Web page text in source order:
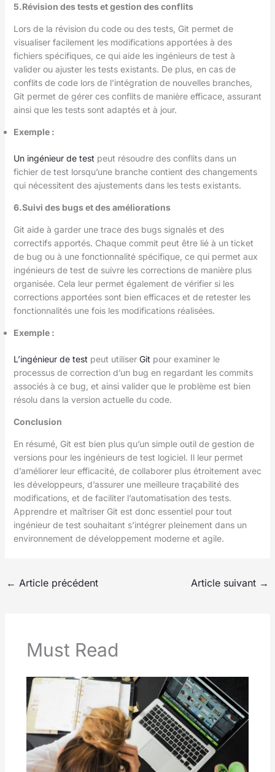
5.Révision des tests et gestion des conflits
Lors de la révision du code ou des tests, Git permet de
visualiser facilement les modifications apportées à des
fichiers spécifiques, ce qui aide les ingénieurs de test à
valider ou ajuster les tests existants. De plus, en cas de
conflits de code lors de l’intégration de nouvelles branches,
Git permet de gérer ces conflits de manière efficace, assurant
ainsi que les tests sont adaptés et à jour.
Exemple :
Un ingénieur de test peut résoudre des conflits dans un
fichier de test lorsqu’une branche contient des changements
qui nécessitent des ajustements dans les tests existants.
6.Suivi des bugs et des améliorations
Git aide à garder une trace des bugs signalés et des
correctifs apportés. Chaque commit peut être lié à un ticket
de bug ou à une fonctionnalité spécifique, ce qui permet aux
ingénieurs de test de suivre les corrections de manière plus
organisée. Cela leur permet également de vérifier si les
corrections apportées sont bien efficaces et de retester les
fonctionnalités une fois les modifications réalisées.
Exemple :
L’ingénieur de test peut utiliser Git pour examiner le
processus de correction d’un bug en regardant les commits
associés à ce bug, et ainsi valider que le problème est bien
résolu dans la version actuelle du code.
Conclusion
En résumé, Git est bien plus qu’un simple outil de gestion de
versions pour les ingénieurs de test logiciel. Il leur permet
d’améliorer leur efficacité, de collaborer plus étroitement avec
les développeurs, d’assurer une meilleure traçabilité des
modifications, et de faciliter l’automatisation des tests.
Apprendre et maîtriser Git est donc essentiel pour tout
ingénieur de test souhaitant s’intégrer pleinement dans un
environnement de développement moderne et agile.
← Article précédent Article suivant →
Must Read